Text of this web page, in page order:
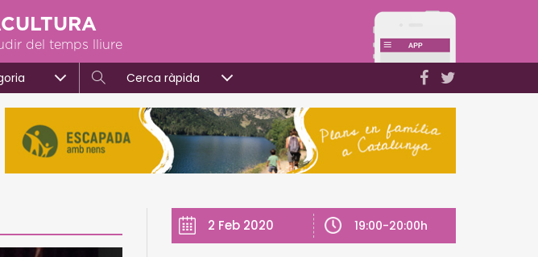
del temps lliure
Cerca ràpida
2 Feb 2020 19:00-20:00h